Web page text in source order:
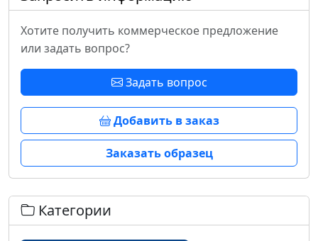
Хотите получить коммерческое предложение
или задать вопрос?
Задать вопрос
Добавить в заказ
Заказать образец
Категории